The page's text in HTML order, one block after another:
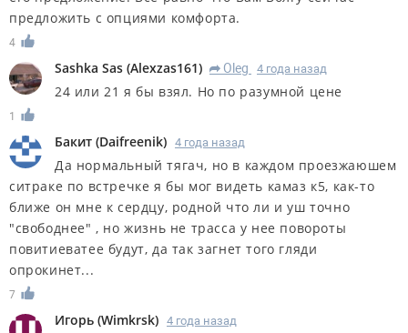
предложить с опциями комфорта.
4
Sashka Sas (Alexzas161) R Oleg 4 года назад
24 или 21 я бы взял. Но по разумной цене
1
Бакит (Daifreenik) 4 года назад
Да нормальный тягач, но в каждом проезжаюшем
ситраке по встречке я бы мог видеть камаз к5, как-то
ближе он мне к сердцу, родной что ли и уш точно
"свободнее" , но жизнь не трасса у нее повороты
повитиеватее будут, да так загнет того гляди
опрокинет...
7
Игорь (Wimkrsk) 4 года назад